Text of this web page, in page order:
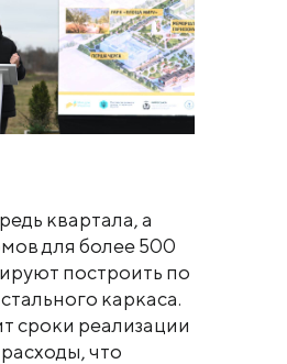
квартала, а
для более 500
построить по
каркаса.
сроки реализации
что